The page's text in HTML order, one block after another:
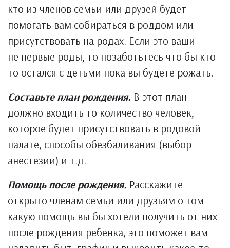
кто из членов семьи или друзей будет
помогать вам собираться в роддом или
присутствовать на родах. Если это ваши
не первые роды, то позаботьтесь что бы кто-
то остался с детьми пока вы будете рожать.
Составьте план рождения. В этот план
должно входить то количество человек,
которое будет присутствовать в родовой
палате, способы обезбаливания (выбор
анестезии) и т.д.
Помощь после рождения. Расскажите
открыто членам семьи или друзьям о том
какую помощь вы бы хотели получить от них
после рождения ребенка, это поможет вам